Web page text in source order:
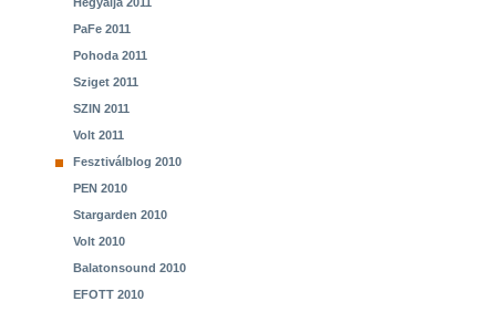
PaFe 2011
Pohoda 2011
Sziget 2011
SZIN 2011
Volt 2011
Fesztiválblog 2010
PEN 2010
Stargarden 2010
Volt 2010
Balatonsound 2010
EFOTT 2010